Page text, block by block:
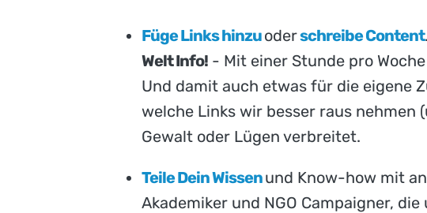
Füge Links hinzuoderschreibe Content.
Welt Info! - Mit einer Stunde pro
Und damit auch etwas für die eigene
welche Links wir besser raus nehmen
Gewalt oder Lügen verbreitet.
Teile Dein Wissenund Know-how mit
Akademiker und NGO Campaigner,